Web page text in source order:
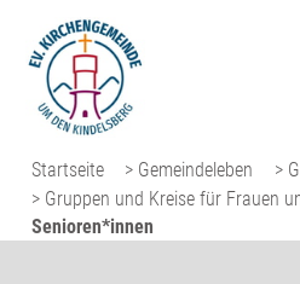
Startseite > Gemeindeleben
>
> Gruppen und Kreise für Frauen
Senioren*innen